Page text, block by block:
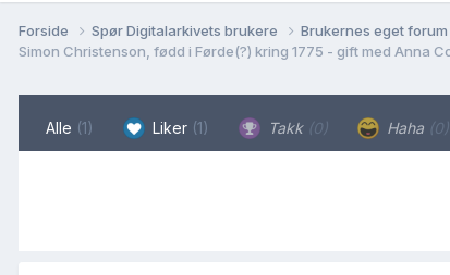
Forside Spør Digitalarkivets brukere
Brukernes eget forum
Alle (1) Liker (1) Takk (0) Haha (0)